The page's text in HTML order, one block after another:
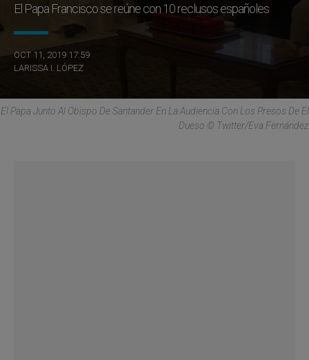
El Papa Francisco se reúne con 10 reclusos españoles
OCT 11, 2019 17:59
LARISSA I. LÓPEZ
El Papa Junto Al Obispo De Santander En La Audiencia Con Los Presos De El
Dueso © Twitter/Eva Fernández